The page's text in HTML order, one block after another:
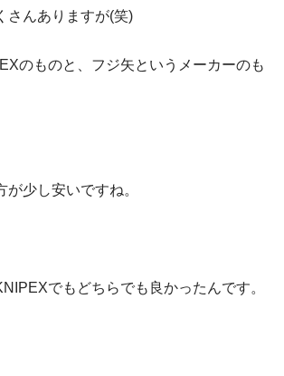
さんありますが(笑)
のものと、フジ矢というメーカーのも
少し安いですね。
でもどちらでも良かったんです。